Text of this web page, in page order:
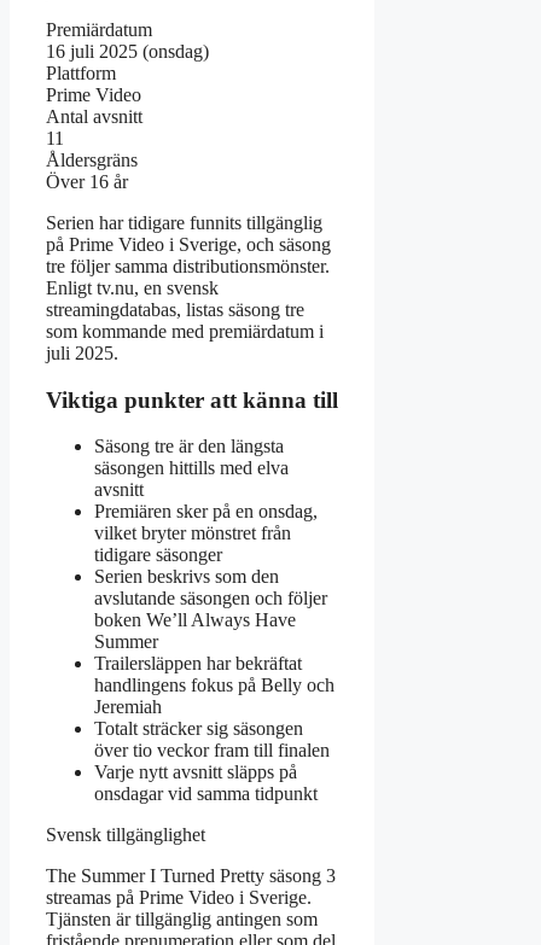
Premiärdatum
16 juli 2025 (onsdag)
Plattform
Prime Video
Antal avsnitt
11
Åldersgräns
Över 16 år
Serien har tidigare funnits tillgänglig
på Prime Video i Sverige, och säsong
tre följer samma distributionsmönster.
Enligt tv.nu, en svensk
streamingdatabas, listas säsong tre
som kommande med premiärdatum i
juli 2025.
Viktiga punkter att känna till
Säsong tre är den längsta
säsongen hittills med elva
avsnitt
Premiären sker på en onsdag,
vilket bryter mönstret från
tidigare säsonger
Serien beskrivs som den
avslutande säsongen och följer
boken We’ll Always Have
Summer
Trailersläppen har bekräftat
handlingens fokus på Belly och
Jeremiah
Totalt sträcker sig säsongen
över tio veckor fram till finalen
Varje nytt avsnitt släpps på
onsdagar vid samma tidpunkt
Svensk tillgänglighet
The Summer I Turned Pretty säsong 3
streamas på Prime Video i Sverige.
Tjänsten är tillgänglig antingen som